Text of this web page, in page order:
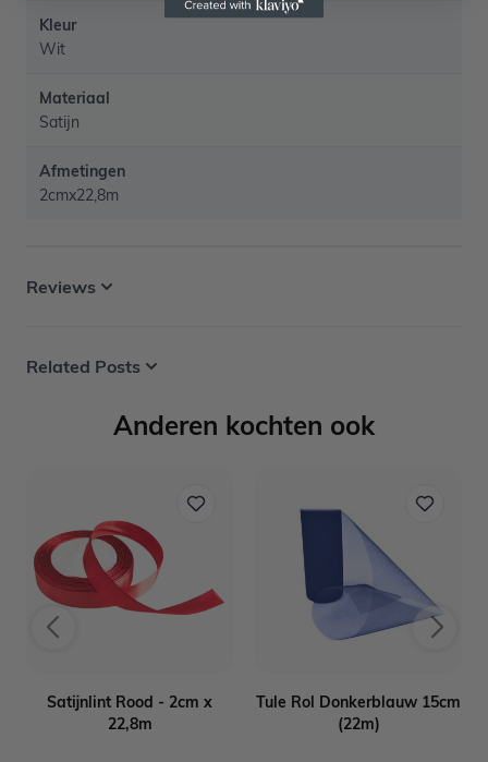
Kleur
Wit
Materiaal
Satijn
Afmetingen
2cmx22,8m
Reviews
Related Posts
Anderen kochten ook
Satijnlint Rood - 2cm x
22,8m
Tule Rol Donkerblauw 15cm
(22m)